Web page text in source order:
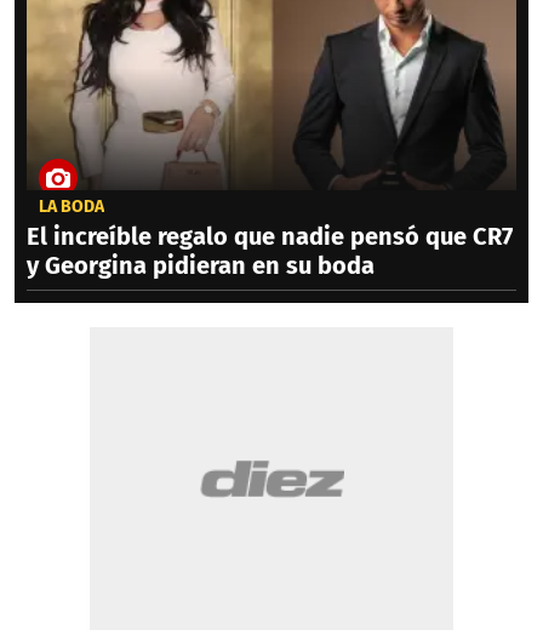
LA BODA
El increíble regalo que nadie pensó que CR7
y Georgina pidieran en su boda